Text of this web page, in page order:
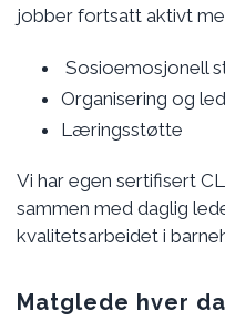
jobber fortsatt aktivt
Sosioemosjonell
Organisering og
Læringsstøtte
Vi har egen sertifisert
sammen med daglig
kvalitetsarbeidet i
Matglede hver